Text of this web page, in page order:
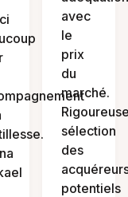
avec
le
prix
du
marché.
sélection
des
potentiels